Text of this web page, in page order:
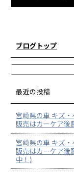
ブログトップ
最近の投稿
宮崎県の車 キズ
販売はカーケア後
宮崎県の車 キズ
販売はカーケア後
中！)